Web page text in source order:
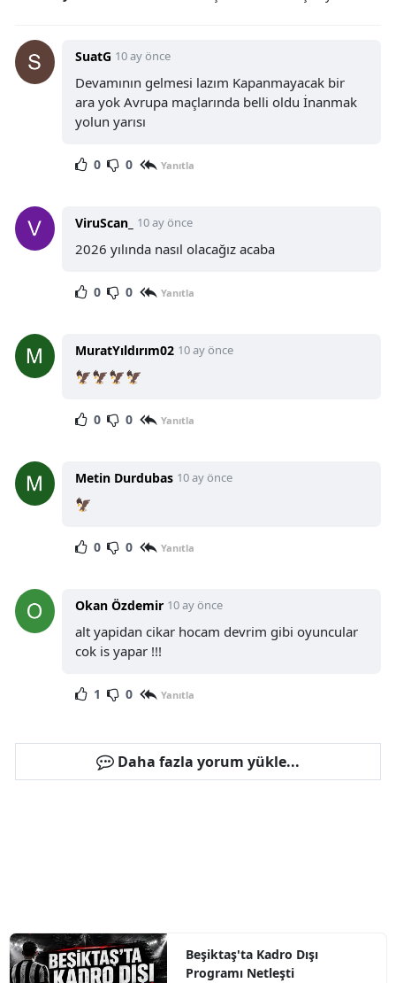
SuatG 10 ay önce
Devamının gelmesi lazım Kapanmayacak bir
ara yok Avrupa maçlarında belli oldu İnanmak
yolun yarısı
0 0 Yanıtla
ViruScan_ 10 ay önce
2026 yılında nasıl olacağız acaba
0 0 Yanıtla
MuratYıldırım02 10 ay önce
🦅🦅🦅🦅
0 0 Yanıtla
Metin Durdubas 10 ay önce
🦅
0 0 Yanıtla
Okan Özdemir 10 ay önce
alt yapidan cikar hocam devrim gibi oyuncular
cok is yapar !!!
1 0 Yanıtla
Daha fazla yorum yükle...
Beşiktaş'ta Kadro Dışı
Programı Netleşti